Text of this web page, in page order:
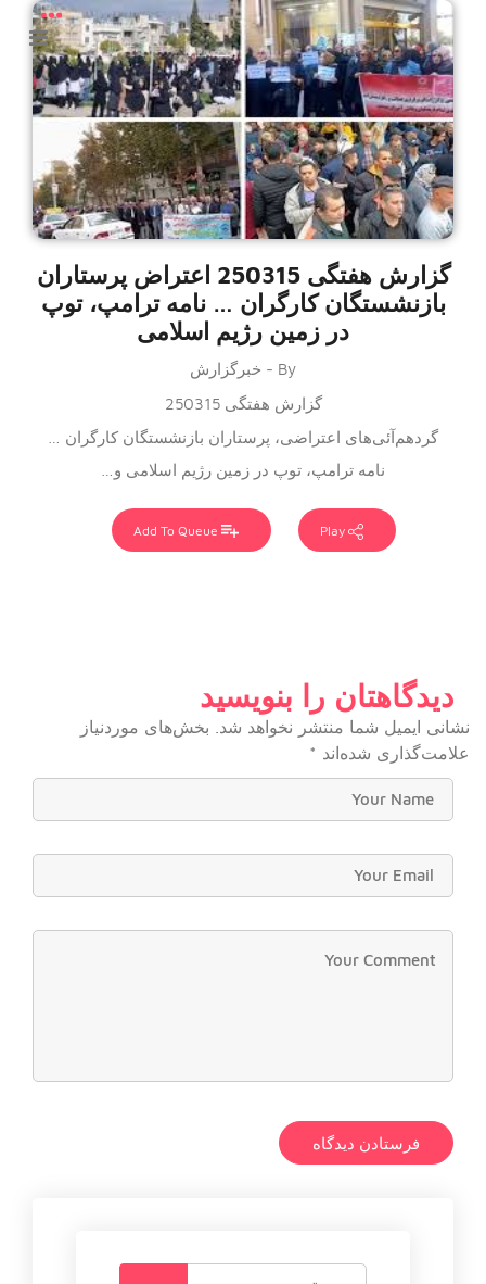
گزارش هفتگی 250315 اعتراض پرستاران
بازنشستگان کارگران … نامه ترامپ، توپ
در زمین رژیم اسلامی
By - خبرگزارش
گزارش هفتگی 250315
گردهم‌آئی‌های اعتراضی، پرستاران بازنشستگان کارگران …
نامه ترامپ، توپ در زمین رژیم اسلامی و…
دیدگاهتان را بنویسید
نشانی ایمیل شما منتشر نخواهد شد.
بخش‌های موردنیاز
علامت‌گذاری شده‌اند *